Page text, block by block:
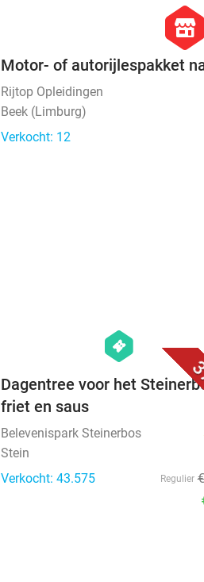
hexagon
store
Motor- of autorijlespakket
Rijtop Opleidingen
Beek (Limburg)
Verkocht: 12
hexagon
events
Dagentree voor het
friet en saus
Belevenispark Steinerbos
Stein
Verkocht: 43.575
Regulier